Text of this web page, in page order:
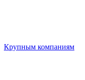
Крупным компаниям